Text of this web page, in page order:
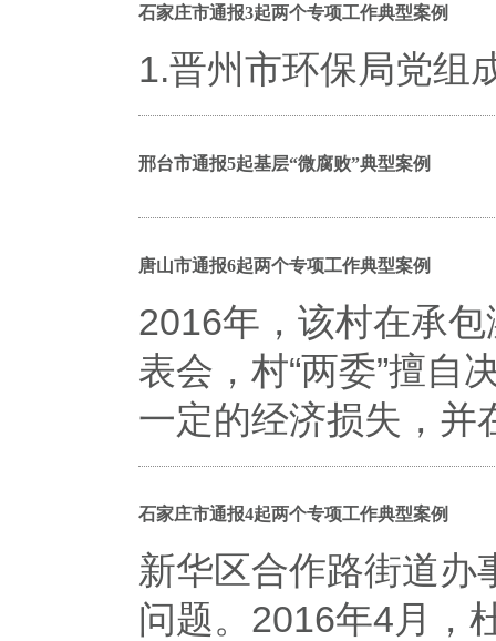
石家庄市通报3起两个专项工作典型案例
1.晋州市环保局党组
邢台市通报5起基层“微腐败”典型案例
唐山市通报6起两个专项工作典型案例
2016年，该村在承
表会，村“两委”擅自
一定的经济损失，并
石家庄市通报4起两个专项工作典型案例
新华区合作路街道办
问题。2016年4月，